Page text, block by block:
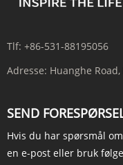
Tlf: +86-531-88195056
Adresse: Huanghe
SEND
Hvis du har spørsmål
en e-post eller bruk